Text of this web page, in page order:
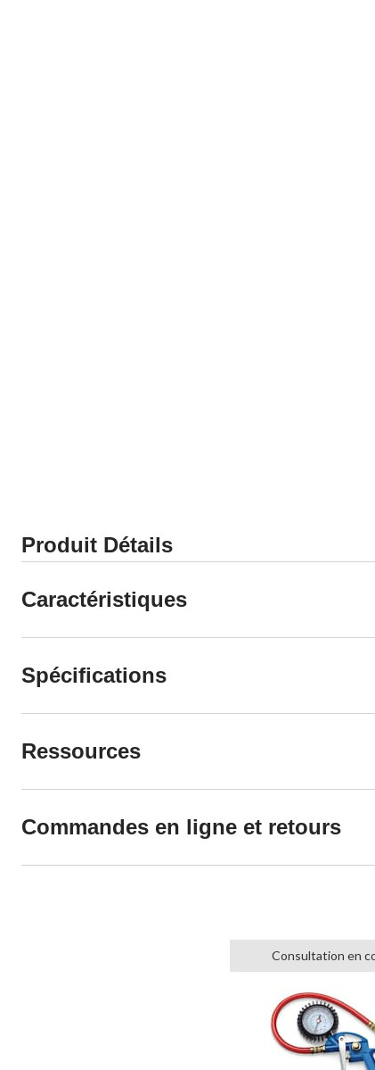
Produit Détails
Caractéristiques
Spécifications
Ressources
Commandes en ligne et retours
Consultation en